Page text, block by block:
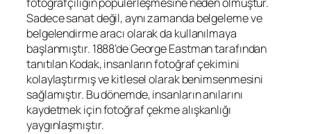
Sadece sanat değil, aynı zamanda belgeleme ve
belgelendirme aracı olarak da kullanılmaya
başlanmıştır. 1888’de George Eastman tarafından
tanıtılan Kodak, insanların fotoğraf çekimini
kolaylaştırmış ve kitlesel olarak benimsenmesini
sağlamıştır. Bu dönemde, insanların anılarını
kaydetmek için fotoğraf çekme alışkanlığı
yaygınlaşmıştır.